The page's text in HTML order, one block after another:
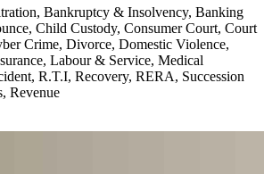
Bankruptcy & Insolvency, Banking
Child Custody, Consumer Court, Court
Crime, Divorce, Domestic Violence,
Labour & Service, Medical
R.T.I, Recovery, RERA, Succession
Revenue